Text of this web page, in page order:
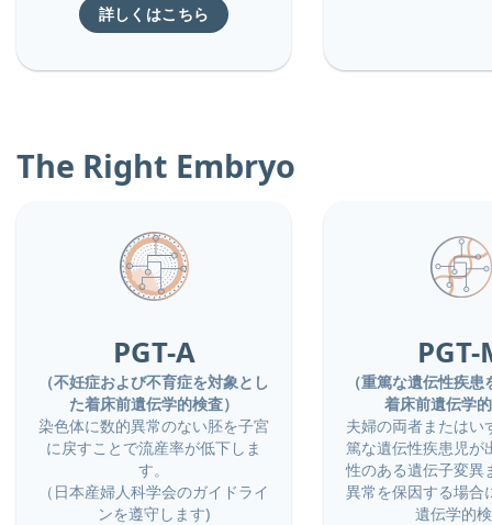
詳しくはこちら
The Right Embryo
PGT-A
（不妊症および不育症を対象とし
た着床前遺伝学的検査）
染色体に数的異常のない胚を子宮
に戻すことで流産率が低下しま
す。
（日本産婦人科学会のガイドライ
ンを遵守します)
PGT-
（重篤な遺伝性疾
着床前遺伝学
夫婦の両者またはい
篤な遺伝性疾患児が
性のある遺伝子変異
異常を保因する場合
遺伝学的